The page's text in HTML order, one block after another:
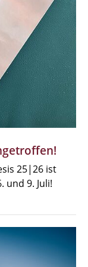
25|26 ist
und 9. Juli!